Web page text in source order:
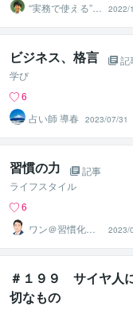
“実務で使える”改
善パートナー／
かめきち
2022/
ビジネス、格言
記
学び
6
占い師 導春
2023/07/31
習慣の力
記事
ライフスタイル
6
ワン＠習慣化コ
ンサルタント
2023/
＃１９９ サイヤ人
切なもの